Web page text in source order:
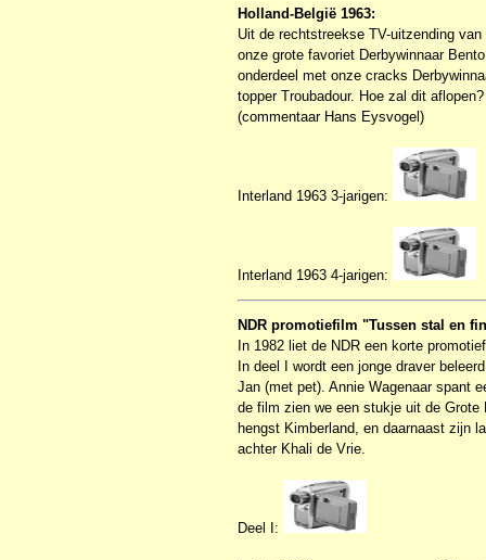
Holland-België 1963:
Uit de rechtstreekse TV-uitzending
onze grote favoriet Derbywinnaar
onderdeel met onze cracks
topper Troubadour. Hoe zal dit aflopen?
(commentaar Hans Eysvogel)
Interland 1963 3-jarigen:
Interland 1963 4-jarigen:
NDR promotiefilm "Tussen stal en
In 1982 liet de NDR een korte
In deel I wordt een jonge draver
Jan (met pet). Annie Wagenaar spant
de film zien we een stukje uit de Grote
hengst Kimberland, en daarnaast zijn
achter Khali de Vrie.
Deel I: